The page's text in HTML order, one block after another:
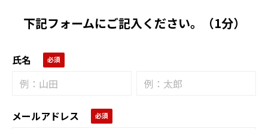
下記フォームにご記入ください。（1分）
氏名
メールアドレス